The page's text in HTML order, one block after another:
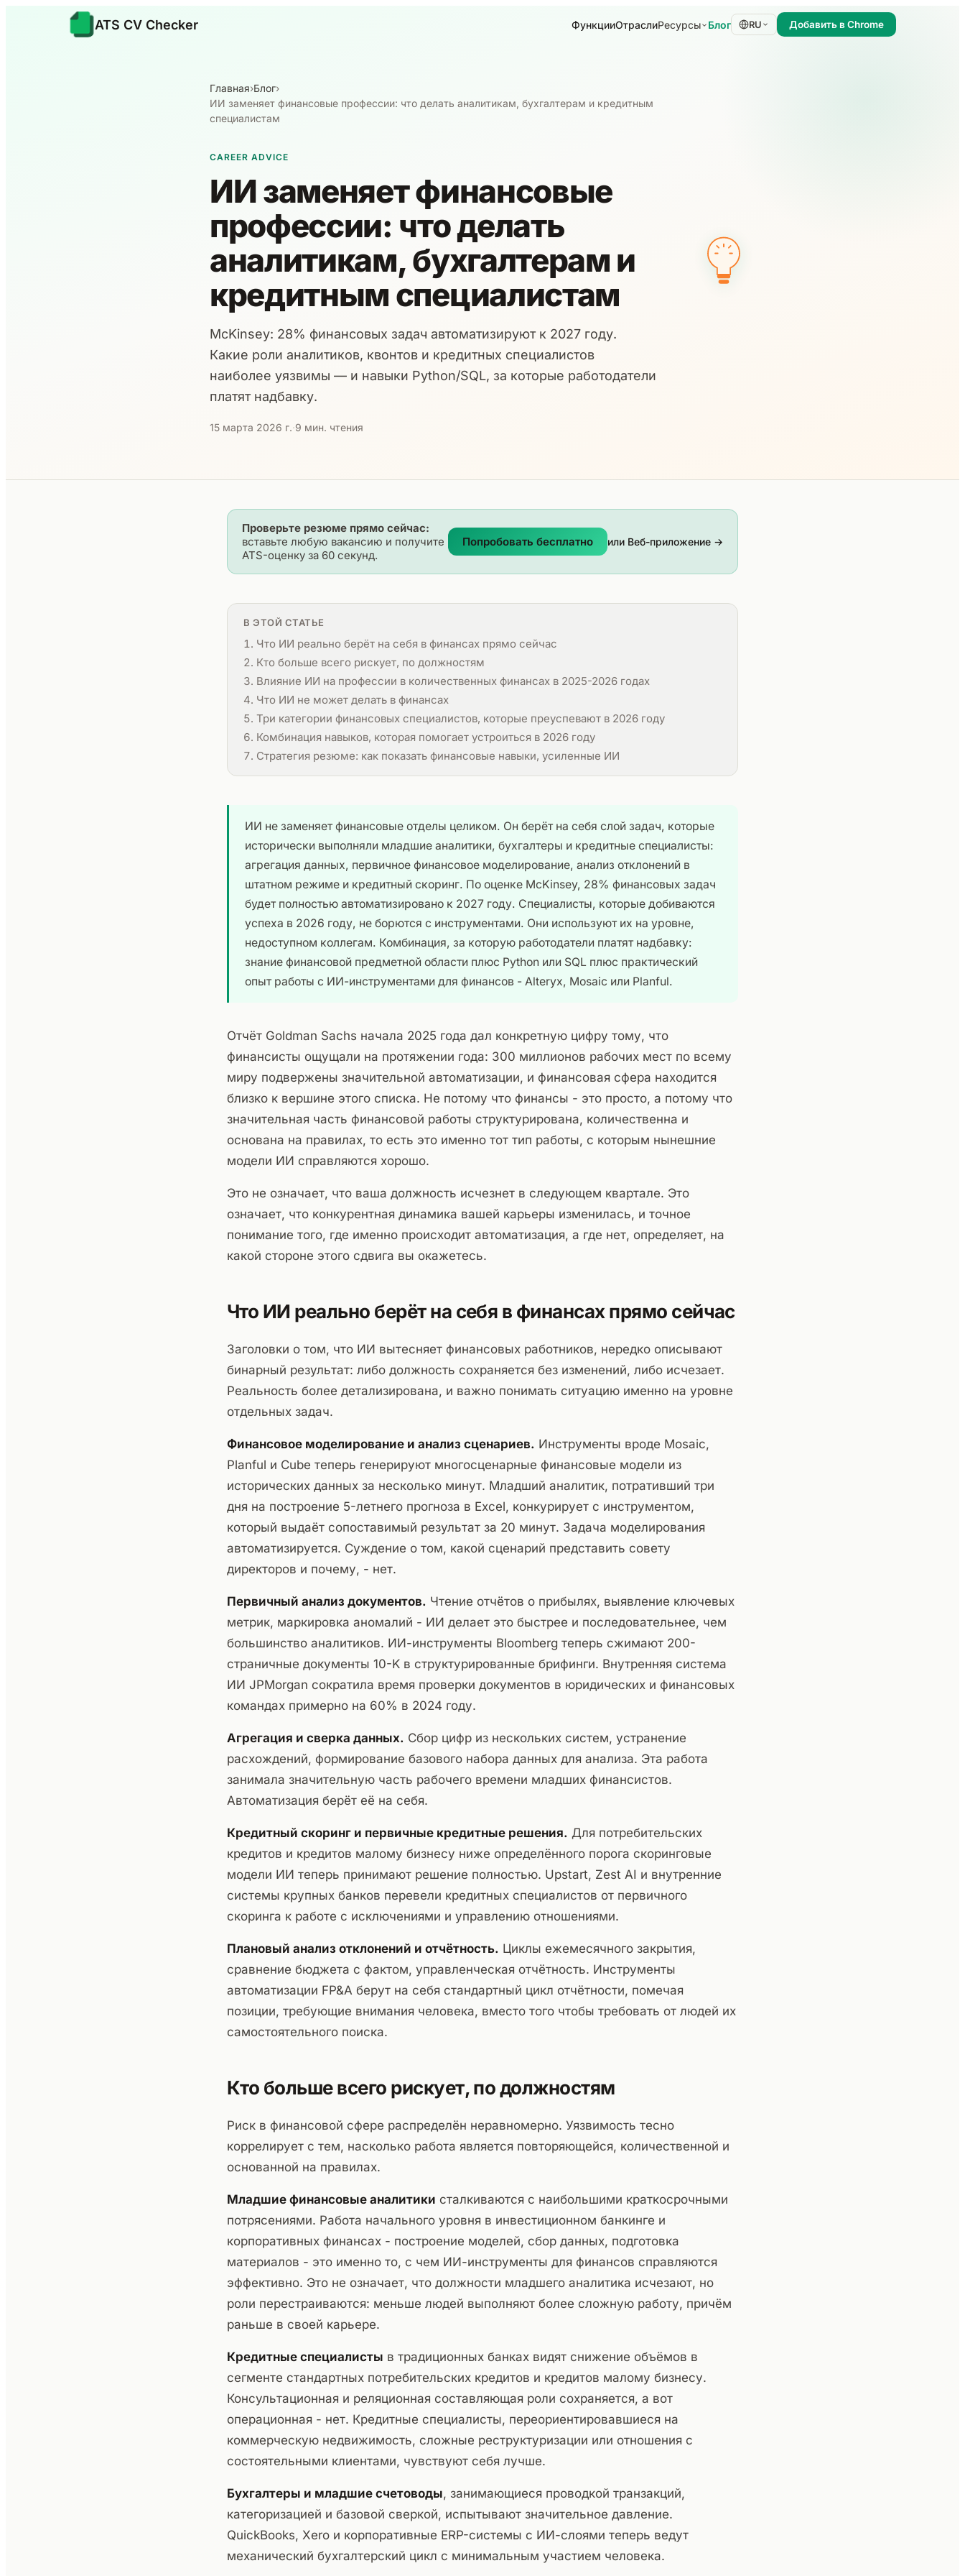
ATS CV Checker ФункцииОтраслиРесурсы Блог RU Добавить в Chrome
Главная›Блог›
ИИ заменяет финансовые профессии: что делать аналитикам, бухгалтерам и кредитным
специалистам
CAREER ADVICE
ИИ заменяет финансовые
профессии: что делать
аналитикам, бухгалтерам и
кредитным специалистам
McKinsey: 28% финансовых задач автоматизируют к 2027 году.
Какие роли аналитиков, квонтов и кредитных специалистов
наиболее уязвимы — и навыки Python/SQL, за которые работодатели
платят надбавку.
15 марта 2026 г.·9 мин. чтения
Проверьте резюме прямо сейчас:
вставьте любую вакансию и получите
ATS-оценку за 60 секунд.
Попробовать бесплатно или Веб-приложение →
В ЭТОЙ СТАТЬЕ
Что ИИ реально берёт на себя в финансах прямо сейчас
Кто больше всего рискует, по должностям
Влияние ИИ на профессии в количественных финансах в 2025-2026 годах
Что ИИ не может делать в финансах
Три категории финансовых специалистов, которые преуспевают в 2026 году
Комбинация навыков, которая помогает устроиться в 2026 году
Стратегия резюме: как показать финансовые навыки, усиленные ИИ
ИИ не заменяет финансовые отделы целиком. Он берёт на себя слой задач, которые
исторически выполняли младшие аналитики, бухгалтеры и кредитные специалисты:
агрегация данных, первичное финансовое моделирование, анализ отклонений в
штатном режиме и кредитный скоринг. По оценке McKinsey, 28% финансовых задач
будет полностью автоматизировано к 2027 году. Специалисты, которые добиваются
успеха в 2026 году, не борются с инструментами. Они используют их на уровне,
недоступном коллегам. Комбинация, за которую работодатели платят надбавку:
знание финансовой предметной области плюс Python или SQL плюс практический
опыт работы с ИИ-инструментами для финансов - Alteryx, Mosaic или Planful.
Отчёт Goldman Sachs начала 2025 года дал конкретную цифру тому, что
финансисты ощущали на протяжении года: 300 миллионов рабочих мест по всему
миру подвержены значительной автоматизации, и финансовая сфера находится
близко к вершине этого списка. Не потому что финансы - это просто, а потому что
значительная часть финансовой работы структурирована, количественна и
основана на правилах, то есть это именно тот тип работы, с которым нынешние
модели ИИ справляются хорошо.
Это не означает, что ваша должность исчезнет в следующем квартале. Это
означает, что конкурентная динамика вашей карьеры изменилась, и точное
понимание того, где именно происходит автоматизация, а где нет, определяет, на
какой стороне этого сдвига вы окажетесь.
Что ИИ реально берёт на себя в финансах прямо сейчас
Заголовки о том, что ИИ вытесняет финансовых работников, нередко описывают
бинарный результат: либо должность сохраняется без изменений, либо исчезает.
Реальность более детализирована, и важно понимать ситуацию именно на уровне
отдельных задач.
Финансовое моделирование и анализ сценариев. Инструменты вроде Mosaic,
Planful и Cube теперь генерируют многосценарные финансовые модели из
исторических данных за несколько минут. Младший аналитик, потративший три
дня на построение 5-летнего прогноза в Excel, конкурирует с инструментом,
который выдаёт сопоставимый результат за 20 минут. Задача моделирования
автоматизируется. Суждение о том, какой сценарий представить совету
директоров и почему, - нет.
Первичный анализ документов. Чтение отчётов о прибылях, выявление ключевых
метрик, маркировка аномалий - ИИ делает это быстрее и последовательнее, чем
большинство аналитиков. ИИ-инструменты Bloomberg теперь сжимают 200-
страничные документы 10-K в структурированные брифинги. Внутренняя система
ИИ JPMorgan сократила время проверки документов в юридических и финансовых
командах примерно на 60% в 2024 году.
Агрегация и сверка данных. Сбор цифр из нескольких систем, устранение
расхождений, формирование базового набора данных для анализа. Эта работа
занимала значительную часть рабочего времени младших финансистов.
Автоматизация берёт её на себя.
Кредитный скоринг и первичные кредитные решения. Для потребительских
кредитов и кредитов малому бизнесу ниже определённого порога скоринговые
модели ИИ теперь принимают решение полностью. Upstart, Zest AI и внутренние
системы крупных банков перевели кредитных специалистов от первичного
скоринга к работе с исключениями и управлению отношениями.
Плановый анализ отклонений и отчётность. Циклы ежемесячного закрытия,
сравнение бюджета с фактом, управленческая отчётность. Инструменты
автоматизации FP&A берут на себя стандартный цикл отчётности, помечая
позиции, требующие внимания человека, вместо того чтобы требовать от людей их
самостоятельного поиска.
Кто больше всего рискует, по должностям
Риск в финансовой сфере распределён неравномерно. Уязвимость тесно
коррелирует с тем, насколько работа является повторяющейся, количественной и
основанной на правилах.
Младшие финансовые аналитики сталкиваются с наибольшими краткосрочными
потрясениями. Работа начального уровня в инвестиционном банкинге и
корпоративных финансах - построение моделей, сбор данных, подготовка
материалов - это именно то, с чем ИИ-инструменты для финансов справляются
эффективно. Это не означает, что должности младшего аналитика исчезают, но
роли перестраиваются: меньше людей выполняют более сложную работу, причём
раньше в своей карьере.
Кредитные специалисты в традиционных банках видят снижение объёмов в
сегменте стандартных потребительских кредитов и кредитов малому бизнесу.
Консультационная и реляционная составляющая роли сохраняется, а вот
операционная - нет. Кредитные специалисты, переориентировавшиеся на
коммерческую недвижимость, сложные реструктуризации или отношения с
состоятельными клиентами, чувствуют себя лучше.
Бухгалтеры и младшие счетоводы, занимающиеся проводкой транзакций,
категоризацией и базовой сверкой, испытывают значительное давление.
QuickBooks, Xero и корпоративные ERP-системы с ИИ-слоями теперь ведут
механический бухгалтерский цикл с минимальным участием человека.